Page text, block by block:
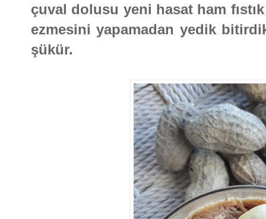
çuval dolusu yeni hasat ham
ezmesini yapamadan yedik
şükür.